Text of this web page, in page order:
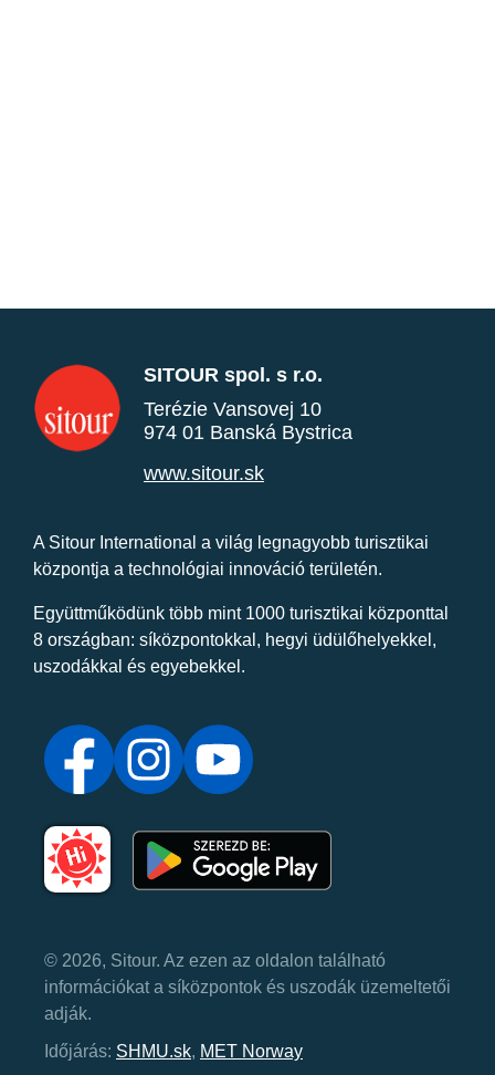
SITOUR spol. s r.o.
Terézie Vansovej 10
974 01 Banská Bystrica
www.sitour.sk
A Sitour International a világ legnagyobb turisztikai
központja a technológiai innováció területén.
Együttműködünk több mint 1000 turisztikai központtal
8 országban: síközpontokkal, hegyi üdülőhelyekkel,
uszodákkal és egyebekkel.
© 2026, Sitour. Az ezen az oldalon található
információkat a síközpontok és uszodák üzemeltetői
adják.
Időjárás: SHMU.sk, MET Norway